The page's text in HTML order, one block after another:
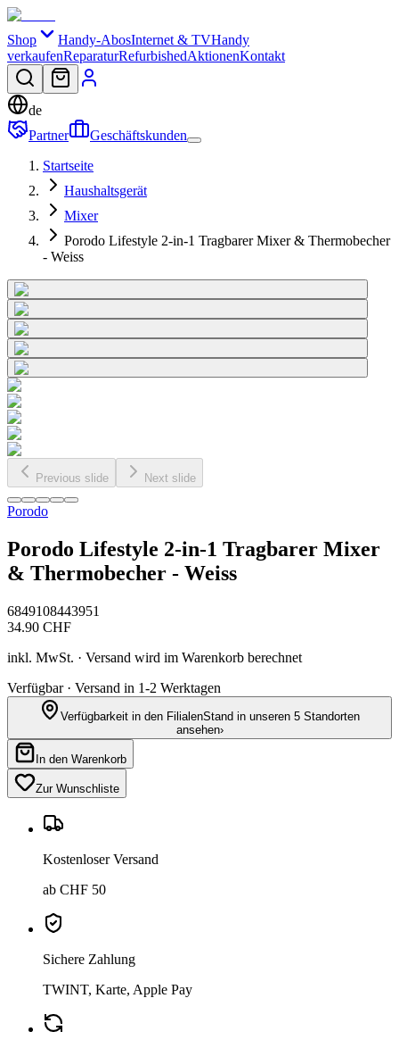
Shop Handy-AbosInternet & TVHandy
verkaufenReparaturRefurbishedAktionenKontakt
de
Partner
Geschäftskunden
Startseite
Haushaltsgerät
Mixer
Porodo Lifestyle 2-in-1 Tragbarer Mixer & Thermobecher
- Weiss
Previous slide Next slide
Porodo
Porodo Lifestyle 2-in-1 Tragbarer Mixer
& Thermobecher - Weiss
6849108443951
34.90 CHF
inkl. MwSt. · Versand wird im Warenkorb berechnet
Verfügbar · Versand in 1-2 Werktagen
Verfügbarkeit in den FilialenStand in unseren 5 Standorten
ansehen›
In den Warenkorb
Zur Wunschliste
Kostenloser Versand
ab CHF 50
Sichere Zahlung
TWINT, Karte, Apple Pay